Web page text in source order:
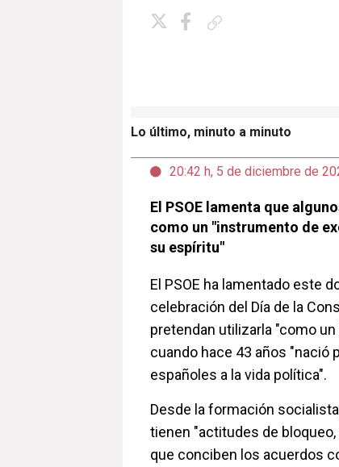
Lo último, minuto a minuto
20:42 h, 5 de diciembre de
El PSOE lamenta que
como un "instrumento de
su espíritu"
El PSOE ha lamentado este
celebración del Día de la
pretendan utilizarla "como
cuando hace 43 años "nació
españoles a la vida política".
Desde la formación
tienen "actitudes de
que conciben los acuerdos